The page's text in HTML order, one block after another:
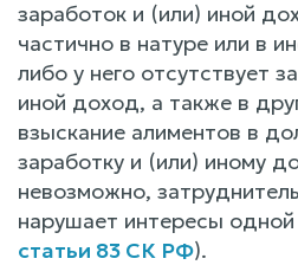
заработок и (или) иной
частично в натуре или в
либо у него отсутствует
иной доход, а также в
взыскание алиментов в
заработку и (или) иному
невозможно,
нарушает интересы одной
статьи 83 СК РФ).